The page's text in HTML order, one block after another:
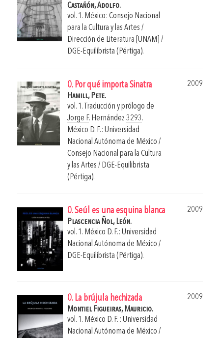
Castañón, Adolfo.
vol. 1. México: Consejo Nacional
para la Cultura y las Artes /
Dirección de Literatura [UNAM] /
DGE-Equilibrista (Pértiga).
0. Por qué importa Sinatra
2009
Hamill, Pete.
vol. 1. Traducción y prólogo de
Jorge F. Hernández 3293.
México D. F.: Universidad
Nacional Autónoma de México /
Consejo Nacional para la Cultura
y las Artes / DGE-Equilibrista
(Pértiga).
0. Seúl es una esquina blanca
2009
Plascencia Ñol, León.
vol. 1. México D. F.: Universidad
Nacional Autónoma de México /
DGE-Equilibrista (Pértiga).
0. La brújula hechizada
2009
Montiel Figueiras, Mauricio.
vol. 1. México D. F. : Universidad
Nacional Autónoma de México /